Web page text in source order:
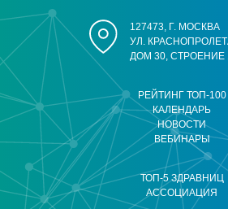
РЕЙТИНГ ТОП-100
КАЛЕНДАРЬ
НОВОСТИ
ВЕБИНАРЫ
ТОП-5 ЗДРАВНИЦ
АССОЦИАЦИЯ
127473, Г. МОСКВА
УЛ.
ДОМ 30, СТРОЕНИЕ